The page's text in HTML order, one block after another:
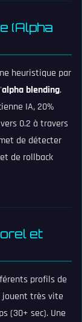
(Alpha
heuristique par
alpha blending.
IA, 20%
0.2 à travers
de détecter
de rollback
et
profils de
jouent très vite
(30+ sec). Une